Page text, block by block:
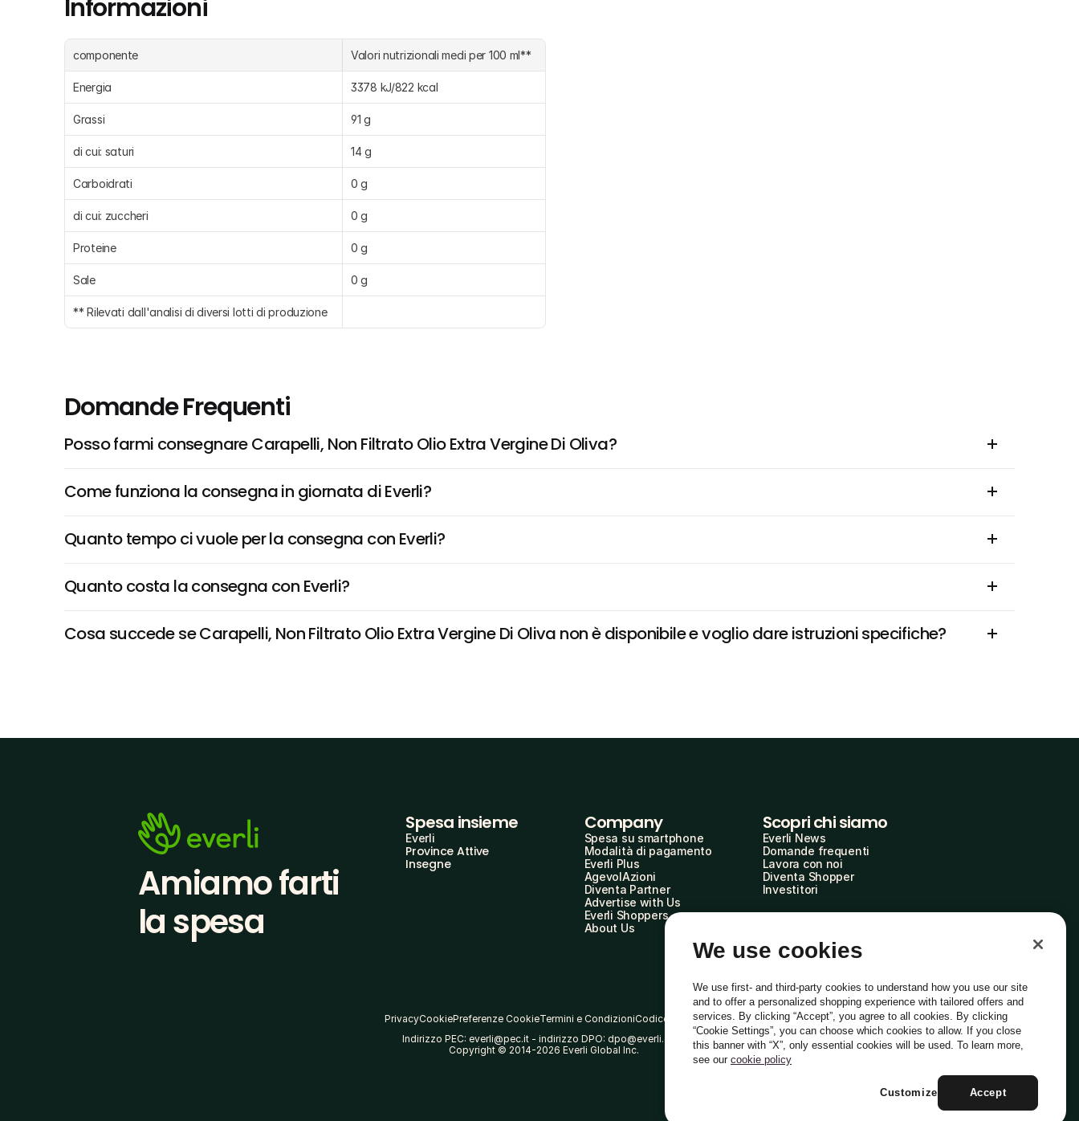
Informazioni
componente Valori nutrizionali medi per 100 ml**
Energia 3378 kJ/822 kcal
Grassi 91 g
di cui: saturi 14 g
Carboidrati 0 g
di cui: zuccheri 0 g
Proteine 0 g
Sale 0 g
** Rilevati dall'analisi di diversi lotti di produzione
Domande Frequenti
Posso farmi consegnare Carapelli, Non Filtrato Olio Extra Vergine Di Oliva?
Come funziona la consegna in giornata di Everli?
Quanto tempo ci vuole per la consegna con Everli?
Quanto costa la consegna con Everli?
Cosa succede se Carapelli, Non Filtrato Olio Extra Vergine Di Oliva non è disponibile e voglio dare istruzioni specifiche?
Amiamo farti
la spesa
Spesa insieme
Everli
Province Attive
Insegne
Company
Spesa su smartphone
Modalità di pagamento
Everli Plus
AgevolAzioni
Diventa Partner
Advertise with Us
Everli Shoppers
About Us
Scopri chi siamo
Everli News
Domande frequenti
Lavora con noi
Diventa Shopper
Investitori
PrivacyCookiePreferenze CookieTermini e CondizioniCodice Etico
Indirizzo PEC: everli@pec.it - indirizzo DPO: dpo@everli.com
Copyright © 2014-2026 Everli Global Inc.
Italiano
We use cookies
We use first- and third-party cookies to understand how you use our site
and to offer a personalized shopping experience with tailored offers and
services. By clicking “Accept”, you agree to all cookies. By clicking
“Cookie Settings”, you can choose which cookies to allow. If you close
this banner with “X”, only essential cookies will be used. To learn more,
see our cookie policy
Accept
Customize